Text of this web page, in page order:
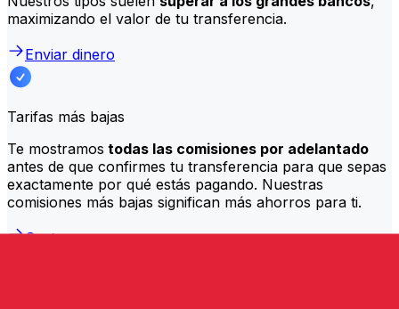
maximizando el valor de tu transferencia.
Enviar dinero
Tarifas más bajas
Te mostramos todas las comisiones por adelantado
antes de que confirmes tu transferencia para que sepas
exactamente por qué estás pagando. Nuestras
comisiones más bajas significan más ahorros para ti.
Gasta menos